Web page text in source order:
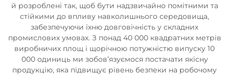
й розроблені так, щоб бути надзвичайно помітними та
стійкими до впливу навколишнього середовища,
забезпечуючи їхню довговічність у складних
промислових умовах. З понад 40 000 квадратних метрів
виробничих площ і щорічною потужністю випуску 10
000 одиниць ми зобов’язуємося постачати якісну
продукцію, яка підвищує рівень безпеки на робочому